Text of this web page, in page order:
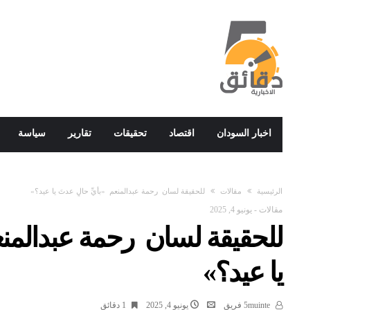
اخبار السودان اقتصاد تحقيقات تقارير سياسة
‫الرئيسية‬ مقالات للحقيقة لسان رحمة عبدالمنعم «بأيِّ حالٍ عدتَ يا عيد؟»
مقالات - يونيو 4, 2025
للحقيقة لسان رحمة
يا عيد؟»
يونيو 4, 2025 1 ‫دقائق‬